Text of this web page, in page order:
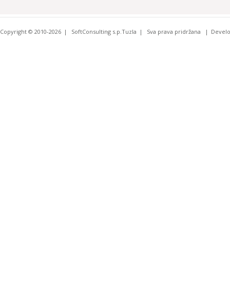
Copyright © 2010-2026 SoftConsulting s.p.Tuzla Sva prava pridržana